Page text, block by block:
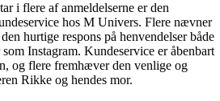
i flere af anmeldelserne er den
hos M Univers. Flere nævner
hurtige respons på henvendelser både
Instagram. Kundeservice er åbenbart
og flere fremhæver den venlige og
Rikke og hendes mor.